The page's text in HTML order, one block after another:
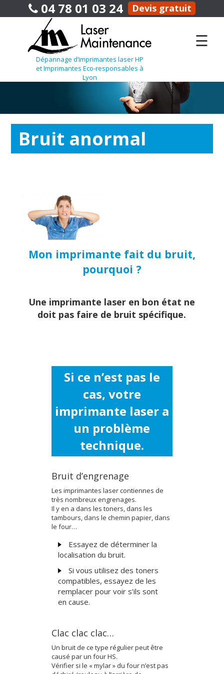
04 78 01 03 24 Devis gratuit
Dépannage d’imprimantes laser HP
et Imprimantes Eco-responsables à
Lyon
☰
Bruit anormal
Mon imprimante fait du bruit,
pourquoi ?
Une imprimante laser en bon état ne
doit pas faire de bruit spécifique.
Si ce n’est pas le
cas, votre
imprimante laser a
un problème
technique.
Bruit d’engrenage
Les imprimantes laser contiennes de
très nombreux engrenages.
Il y en a dans les toners, dans les
tambours, dans le chemin papier, dans
le four…
Essayez de déterminer la
localisation du bruit.
Si vous utilisez des toners
compatibles, essayez de les
remplacer pour voir s’ils sont
en cause.
Clac clac clac…
Un bruit de ce type régulier peut être
causé par un four HS.
Vérifier si le « mylar » du four n’est pas